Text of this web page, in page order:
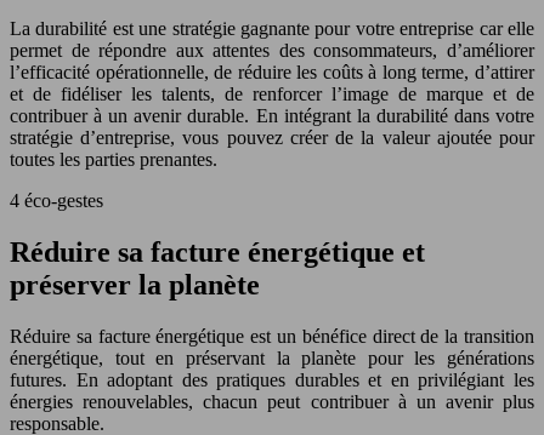
La durabilité est une stratégie gagnante pour votre entreprise car elle
permet de répondre aux attentes des consommateurs, d’améliorer
l’efficacité opérationnelle, de réduire les coûts à long terme, d’attirer
et de fidéliser les talents, de renforcer l’image de marque et de
contribuer à un avenir durable. En intégrant la durabilité dans votre
stratégie d’entreprise, vous pouvez créer de la valeur ajoutée pour
toutes les parties prenantes.
4 éco-gestes
Réduire sa facture énergétique et
préserver la planète
Réduire sa facture énergétique est un bénéfice direct de la transition
énergétique, tout en préservant la planète pour les générations
futures. En adoptant des pratiques durables et en privilégiant les
énergies renouvelables, chacun peut contribuer à un avenir plus
responsable.